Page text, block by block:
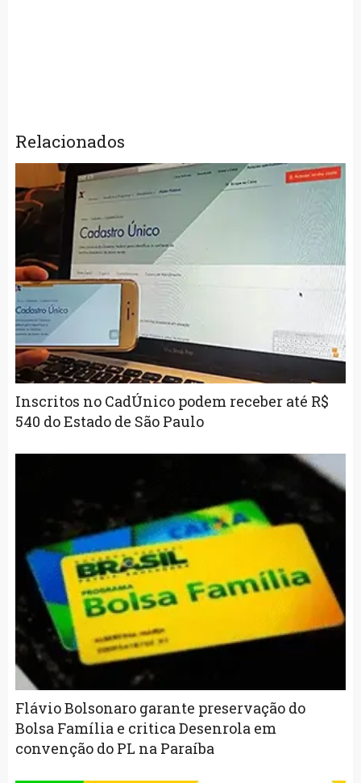
Relacionados
Inscritos no CadÚnico podem receber até R$
540 do Estado de São Paulo
Flávio Bolsonaro garante preservação do
Bolsa Família e critica Desenrola em
convenção do PL na Paraíba